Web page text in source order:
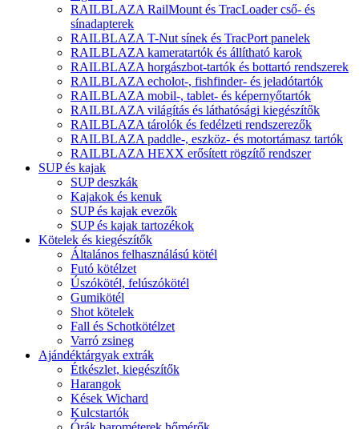
RAILBLAZA RailMount és TracLoader cső- és
sínadapterek
RAILBLAZA T-Nut sínek és TracPort panelek
RAILBLAZA kameratartók és állítható karok
RAILBLAZA horgászbot-tartók és bottartó rendszerek
RAILBLAZA echolot-, fishfinder- és jeladótartók
RAILBLAZA mobil-, tablet- és képernyőtartók
RAILBLAZA világítás és láthatósági kiegészítők
RAILBLAZA tárolók és fedélzeti rendszerezők
RAILBLAZA paddle-, eszköz- és motortámasz tartók
RAILBLAZA HEXX erősített rögzítő rendszer
SUP és kajak
SUP deszkák
Kajakok és kenuk
SUP és kajak evezők
SUP és kajak tartozékok
Kötelek és kiegészítők
Általános felhasználású kötél
Futó kötélzet
Úszókötél, felúszókötél
Gumikötél
Shot kötelek
Fall és Schotkötélzet
Varró zsineg
Ajándéktárgyak extrák
Étkészlet, kiegészítők
Harangok
Kések Wichard
Kulcstartók